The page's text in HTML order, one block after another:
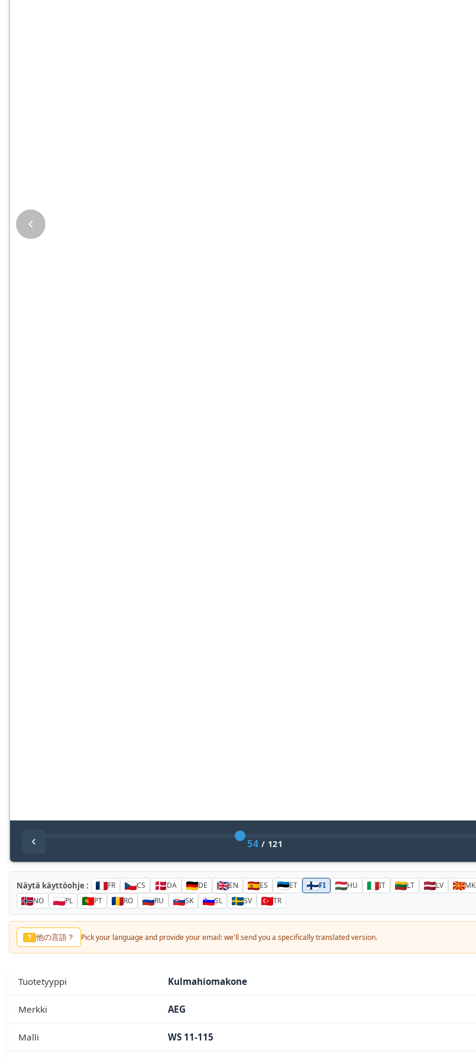
54 / 121
Näytä käyttöohje : FR CS DA DE EN ES ET FI HU IT LT LV MK
NO
PL PT RO RU SK SL SV TR
? 其他语言？ Pick your language and provide your email: we'll send you a specifically translated version.
Tuotetyyppi Kulmahiomakone
Merkki AEG
Malli WS 11-115